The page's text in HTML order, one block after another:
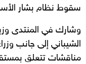
سقوط نظام بشار
وشارك في المنتدى
الشيباني إلى جانب
مناقشات تتعلق